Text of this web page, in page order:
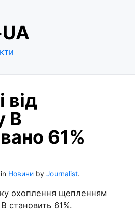
від
В
61%
in Новини by Journalist.
охоплення щепленням
становить 61%.